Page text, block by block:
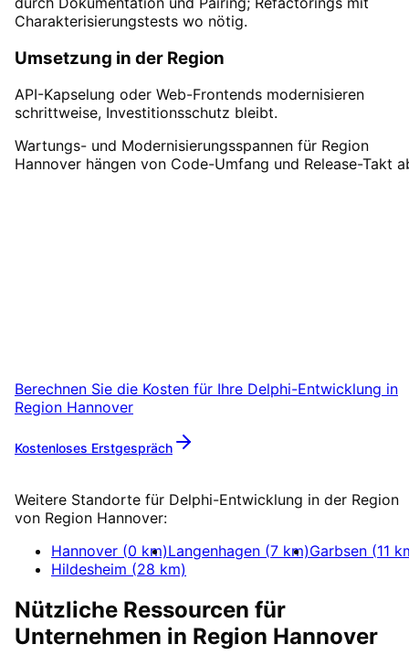
Charakterisierungstests wo nötig.
Umsetzung in der Region
API-Kapselung oder Web-Frontends modernisieren
schrittweise, Investitionsschutz bleibt.
Wartungs- und Modernisierungsspannen für Region
Hannover hängen von Code-Umfang und Release-Takt
Berechnen Sie die Kosten für Ihre Delphi-Entwicklung in
Region Hannover
Kostenloses Erstgespräch
Weitere Standorte für Delphi-Entwicklung in der Region
von Region Hannover:
Hannover (0 km)Langenhagen (7 km)Garbsen (11
Hildesheim (28 km)
Nützliche Ressourcen für
Unternehmen in Region Hannover